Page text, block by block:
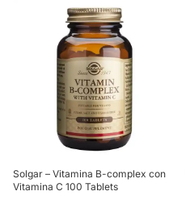
Solgar – Vitamina B-complex con
Vitamina C 100 Tablets